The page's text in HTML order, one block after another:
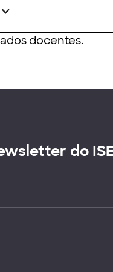
docentes.
do